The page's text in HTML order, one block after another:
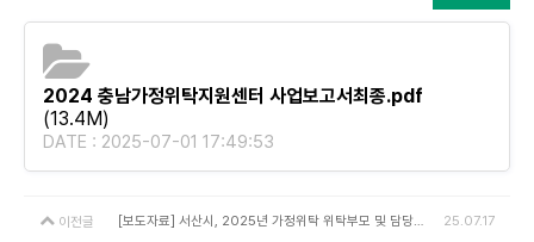
2024 충남가정위탁지원센터 사업보고서최종.pdf
(13.4M)
DATE : 2025-07-01 17:49:53
이전글 [보도자료] 서산시, 2025년 가정위탁 위탁부모 및 담당공무원 보수교육 실시 25.07.17